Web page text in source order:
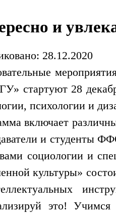
и
28.12.2020
стартуют 28
психологии и
включает
и студенты
социологии и
культуры»
это! Учимся